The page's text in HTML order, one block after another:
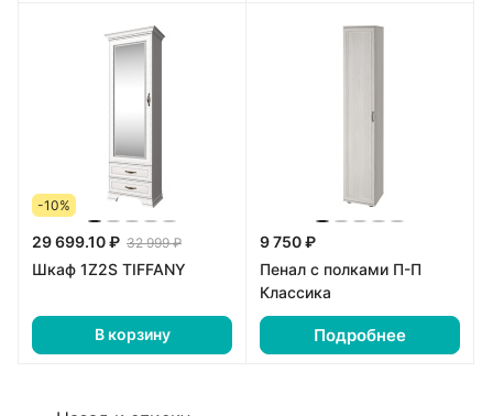
-10%
29 699.10 ₽ 32 999 ₽
Шкаф 1Z2S TIFFANY
В корзину
9 750 ₽
Пенал с полками П-П
Классика
Подробнее